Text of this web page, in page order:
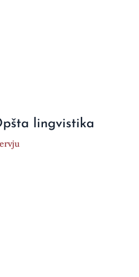
lingvistika